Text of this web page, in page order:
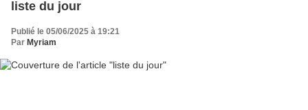
liste du jour
Publié le 05/06/2025 à 19:21
Par Myriam